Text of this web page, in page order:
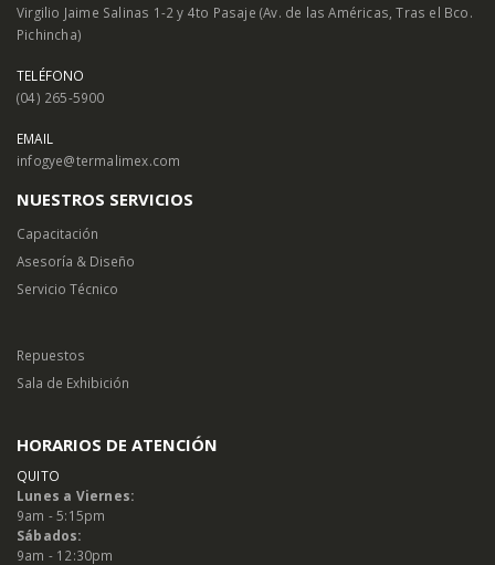
Virgilio Jaime Salinas 1-2 y 4to Pasaje (Av. de las Américas, Tras el Bco.
Pichincha)
TELÉFONO
(04) 265-5900
EMAIL
infogye@termalimex.com
NUESTROS SERVICIOS
Capacitación
Asesoría & Diseño
Servicio Técnico
Repuestos
Sala de Exhibición
HORARIOS DE ATENCIÓN
QUITO
Lunes a Viernes:
9am - 5:15pm
Sábados:
9am - 12:30pm